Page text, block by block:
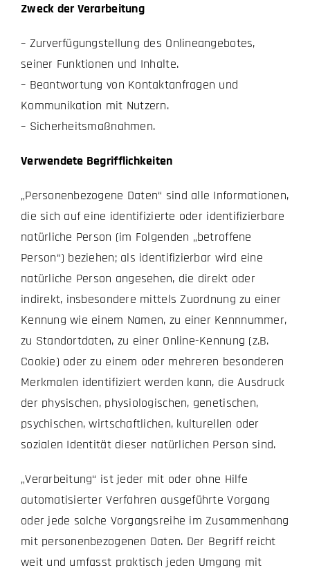
Zweck der Verarbeitung
– Zurverfügungstellung des Onlineangebotes,
seiner Funktionen und Inhalte.
– Beantwortung von Kontaktanfragen und
Kommunikation mit Nutzern.
– Sicherheitsmaßnahmen.
Verwendete Begrifflichkeiten
„Personenbezogene Daten“ sind alle Informationen,
die sich auf eine identifizierte oder identifizierbare
natürliche Person (im Folgenden „betroffene
Person“) beziehen; als identifizierbar wird eine
natürliche Person angesehen, die direkt oder
indirekt, insbesondere mittels Zuordnung zu einer
Kennung wie einem Namen, zu einer Kennnummer,
zu Standortdaten, zu einer Online-Kennung (z.B.
Cookie) oder zu einem oder mehreren besonderen
Merkmalen identifiziert werden kann, die Ausdruck
der physischen, physiologischen, genetischen,
psychischen, wirtschaftlichen, kulturellen oder
sozialen Identität dieser natürlichen Person sind.
„Verarbeitung“ ist jeder mit oder ohne Hilfe
automatisierter Verfahren ausgeführte Vorgang
oder jede solche Vorgangsreihe im Zusammenhang
mit personenbezogenen Daten. Der Begriff reicht
weit und umfasst praktisch jeden Umgang mit